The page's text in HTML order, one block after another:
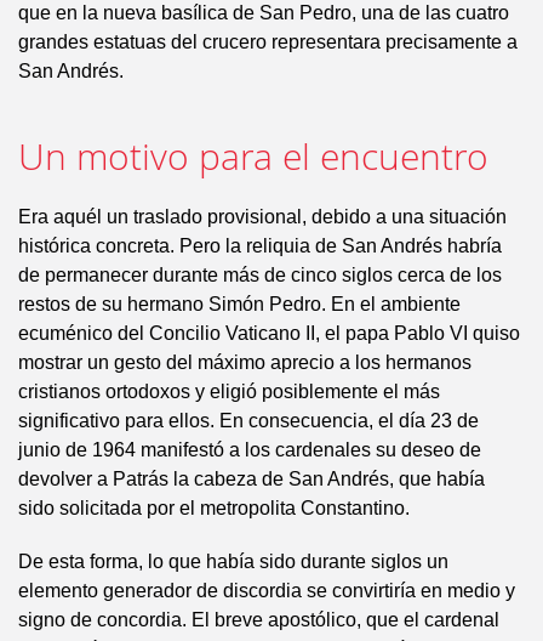
que en la nueva basílica de San Pedro, una de las cuatro
grandes estatuas del crucero representara precisamente a
San Andrés.
Un motivo para el encuentro
Era aquél un traslado provisional, debido a una situación
histórica concreta. Pero la reliquia de San Andrés habría
de permanecer durante más de cinco siglos cerca de los
restos de su hermano Simón Pedro. En el ambiente
ecuménico del Concilio Vaticano II, el papa Pablo VI quiso
mostrar un gesto del máximo aprecio a los hermanos
cristianos ortodoxos y eligió posiblemente el más
significativo para ellos. En consecuencia, el día 23 de
junio de 1964 manifestó a los cardenales su deseo de
devolver a Patrás la cabeza de San Andrés, que había
sido solicitada por el metropolita Constantino.
De esta forma, lo que había sido durante siglos un
elemento generador de discordia se convirtiría en medio y
signo de concordia. El breve apostólico, que el cardenal